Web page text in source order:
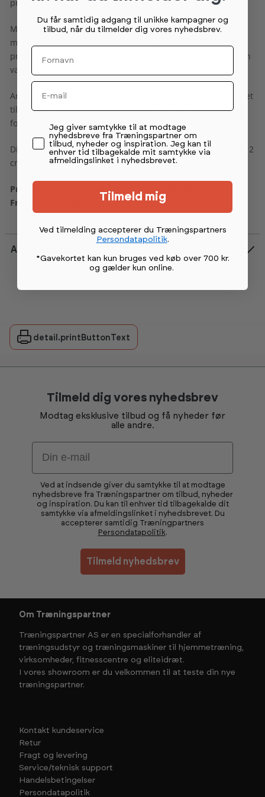
produceret og testet i USA.
Mere end 90 års erfaring og udvikling giver nogle af
markedets bedste produkter. American Barbell har
produceret mere end 100.000 OL vægtstænger og 11.000 ton
vægtskiver og håndvægte til fitnessbranchen.
American Barbell Urethane Fractional Skiverne er produceret
til mindre kilospring under træning. Skiverne bruges ofte i
forbindelse med træning med bumper vægtskiver.
Diameteren på denne skive er ca. 19 cm. og tykkelsen er ca. 2
cm.
Prisen er for 1 stk. 2 kg American Barbell Urethane
Fractional Vægtskive
Anmeldelser
detail.printButtonText
Tilmeld dig vores nyhedsbrev
Modtag eksklusive tilbud og få nyheder før
alle andre.
Email
Ved at indsende giver du samtykke til at modtage
nyhedsbreve fra Træningspartner om tilbud, nyheder
og inspiration. Du kan til enhver tid tilbagekalde dit
samtykke via afmeldingslinket i nyhedsbrevet. Du
accepterer samtidig Træningpartners
Persondatapolitik.
Tilmeld nyhedsbrev
Om Træningspartner
Træningspartner AS er en specialforhandler af
træningsudstyr og træningsmaskiner til hjemmetræning,
virksomheder, fitnesscentre og eliteidræt.
I vores showroom er du velkommen til at teste din nye
træningspartner.
Kontakt kundeservice
Retur
Fragt og levering
Service/teknisk support
Handelsbetingelser
Persondatapolitik
Du får samtidig adgang til unikke kampagner og
tilbud, når du tilmelder dig vores nyhedsbrev.
Fornavn
Email
Permission tekst
Jeg giver samtykke til at modtage
nyhedsbreve fra Træningspartner om
tilbud, nyheder og inspiration. Jeg kan til
enhver tid tilbagekalde mit samtykke via
afmeldingslinket i nyhedsbrevet.
Tilmeld mig
Ved tilmelding accepterer du Træningspartners
Persondatapolitik.
*Gavekortet kan kun bruges ved køb over 700 kr.
og gælder kun online.